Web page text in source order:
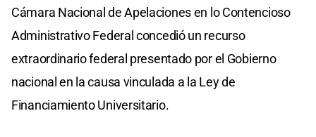
Cámara Nacional de Apelaciones en lo Contencioso
Administrativo Federal concedió un recurso
extraordinario federal presentado por el Gobierno
nacional en la causa vinculada a la Ley de
Financiamiento Universitario.